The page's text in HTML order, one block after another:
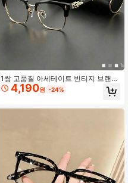
1쌍 고품질 아세테이트 빈티지 브랜드
디자인 안경, 럭셔리 방사선 차단 투명
렌즈 유니섹스 데일리 착용
4,190원 -24%